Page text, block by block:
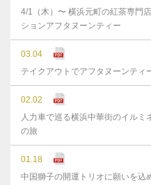
4/1（木）〜 横浜元町の紅茶専門
ションアフタヌーンティー
03.04
テイクアウトでアフタヌーンティ
02.02
人力車で巡る横浜中華街のイルミ
の旅
01.18
中国獅子の開運トリオに願いを込